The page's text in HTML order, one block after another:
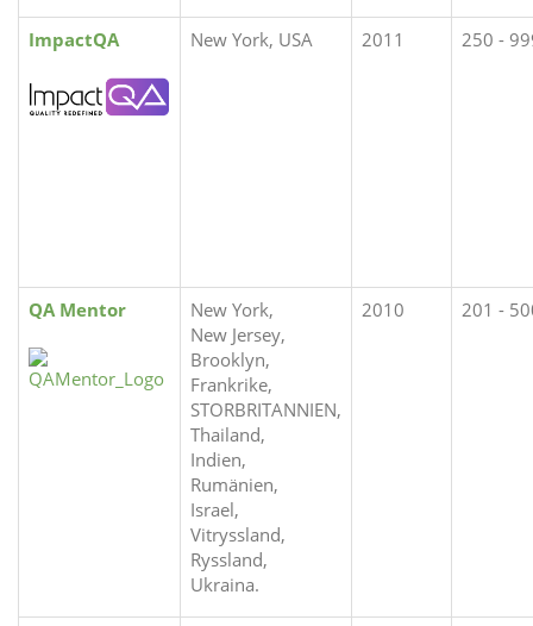
ImpactQA New York, USA 2011 250 -
QA Mentor
New York,
New Jersey,
Brooklyn,
Frankrike,
STORBRITANNIEN,
Thailand,
Indien,
Rumänien,
Israel,
Vitryssland,
Ryssland,
Ukraina.
2010 201 -